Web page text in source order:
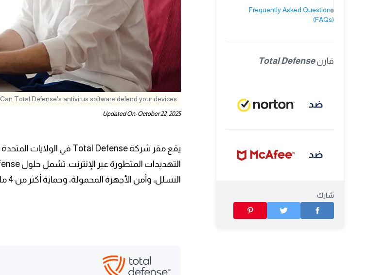
Frequently Asked Questions
(FAQs)
قارن Total Defense
ضد
ضد
ضد
شارك
Can Total Defense's antivirus software defend your devices?
Updated On: October 22, 2025
التسلل، وأمن الأجهزة المحمولة، وحماية أكثر من 4 ملايين مستهلك وأجهزتهم في جميع أنحاء العالم.